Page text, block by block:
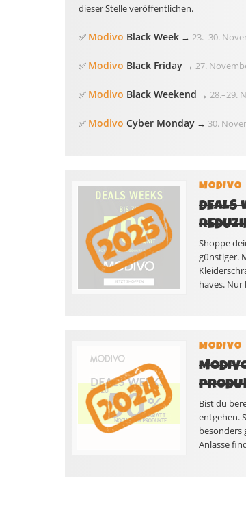
dieser Stelle veröffentlichen.
✅ Modivo Black Week → 23.–30.
✅ Modivo Black Friday → 27.
✅ Modivo Black Weekend → 28.–29.
✅ Modivo Cyber Monday → 30.
MODIVO
DEALS
Shoppe
günstiger.
haves. Nur
MODIVO
Bist du
entgehen.
besonders
Anlässe